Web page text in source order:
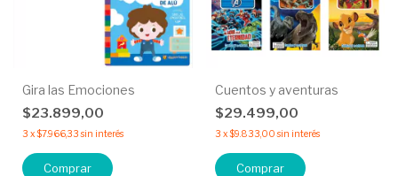
Gira las Emociones
$23.899,00
3 x$7.966,33 sin interés
Comprar
Cuentos y aventuras
$29.499,00
3 x$9.833,00 sin interés
Comprar